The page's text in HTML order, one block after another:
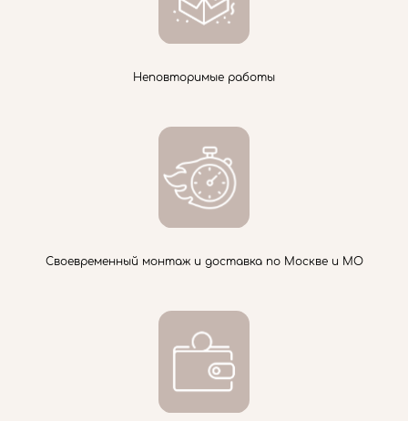
Неповторимые работы
Своевременный монтаж и доставка по Москве и МО